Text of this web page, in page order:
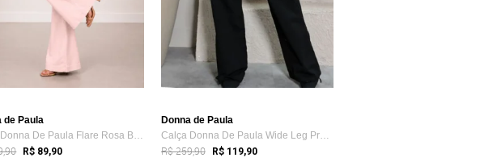
de Paula
Calça Donna De Paula Flare Rosa Bebe Jea...
R$ 89,90
Donna de Paula
Calça Donna De Paula Wide Leg Preta Com ...
R$ 259,90 R$ 119,90